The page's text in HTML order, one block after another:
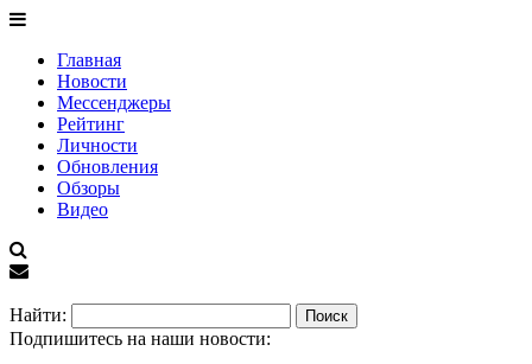
Главная
Новости
Мессенджеры
Рейтинг
Личности
Обновления
Обзоры
Видео
Найти:
Подпишитесь на наши новости: